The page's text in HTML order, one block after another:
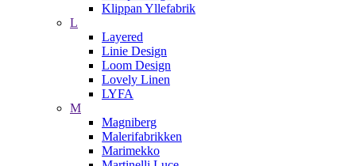
Klippan Yllefabrik
L
Layered
Linie Design
Loom Design
Lovely Linen
LYFA
M
Magniberg
Malerifabrikken
Marimekko